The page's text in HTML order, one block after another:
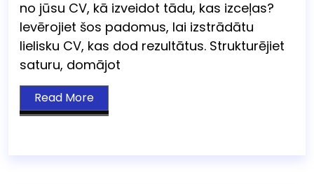
no jūsu CV, kā izveidot tādu, kas izceļas?
Ievērojiet šos padomus, lai izstrādātu
lielisku CV, kas dod rezultātus. Strukturējiet
saturu, domājot
Read More